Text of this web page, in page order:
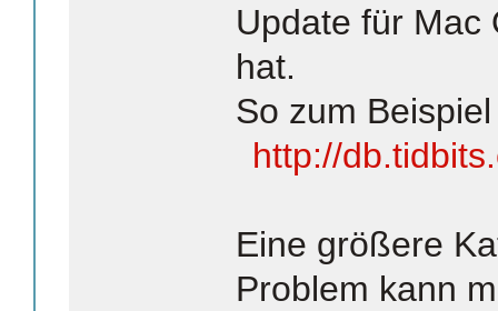
Update für Mac
hat.
So zum
http://
Eine größere
Problem kann